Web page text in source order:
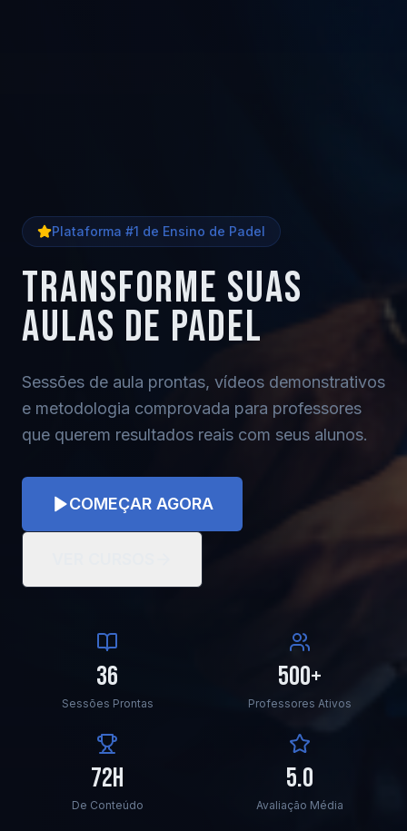
Plataforma #1 de Ensino de Padel
TRANSFORME SUAS
AULAS DE PADEL
Sessões de aula prontas, vídeos demonstrativos
e metodologia comprovada para professores
que querem resultados reais com seus alunos.
COMEÇAR AGORA
36
Sessões Prontas
500+
Professores Ativos
72h
De Conteúdo
5.0
Avaliação Média